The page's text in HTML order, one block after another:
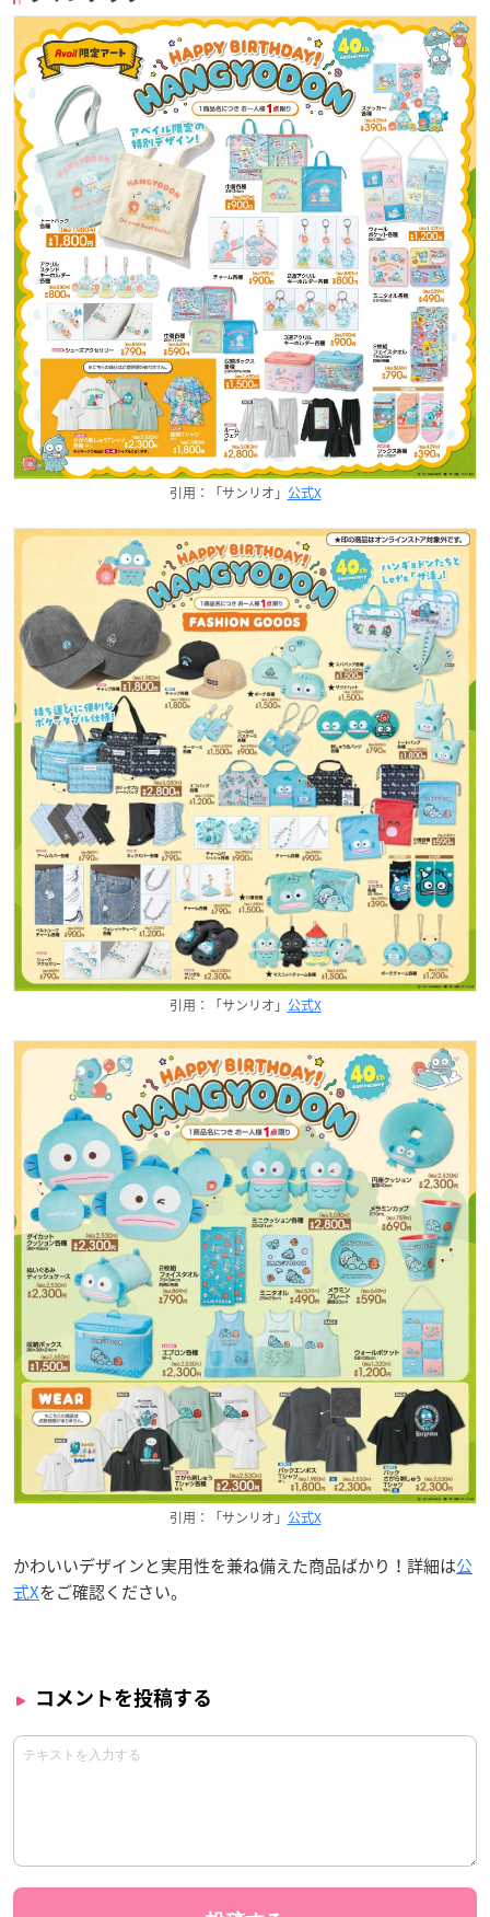
引用：「サンリオ」 公式X
引用：「サンリオ」 公式X
引用：「サンリオ」 公式X
かわいいデザインと実用性を兼ね備えた商品ばかり！詳細は公
式Xをご確認ください。
コメントを投稿する